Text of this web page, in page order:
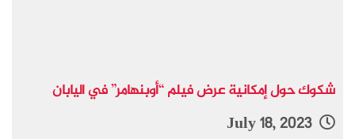
شكوك حول إمكانية عرض فيلم “أوبنهامر” في اليابان
July 18, 2023